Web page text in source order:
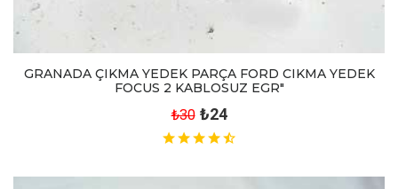
GRANADA ÇIKMA YEDEK PARÇA FORD CIKMA YEDEK
FOCUS 2 KABLOSUZ EGR"
₺30 ₺24